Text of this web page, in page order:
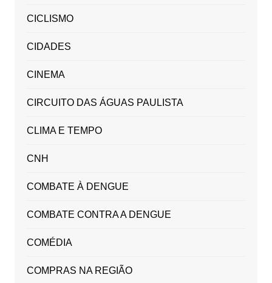
CICLISMO
CIDADES
CINEMA
CIRCUITO DAS ÁGUAS PAULISTA
CLIMA E TEMPO
CNH
COMBATE À DENGUE
COMBATE CONTRA A DENGUE
COMÉDIA
COMPRAS NA REGIÃO